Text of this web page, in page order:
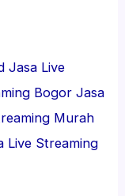
Jasa Live
Bogor Jasa
Murah
Live Streaming